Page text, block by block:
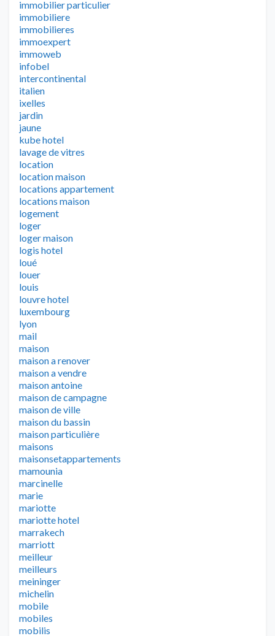
immobilier particulier
immobiliere
immobilieres
immoexpert
immoweb
infobel
intercontinental
italien
ixelles
jardin
jaune
kube hotel
lavage de vitres
location
location maison
locations appartement
locations maison
logement
loger
loger maison
logis hotel
loué
louer
louis
louvre hotel
luxembourg
lyon
mail
maison
maison a renover
maison a vendre
maison antoine
maison de campagne
maison de ville
maison du bassin
maison particulière
maisons
maisonsetappartements
mamounia
marcinelle
marie
mariotte
mariotte hotel
marrakech
marriott
meilleur
meilleurs
meininger
michelin
mobile
mobiles
mobilis